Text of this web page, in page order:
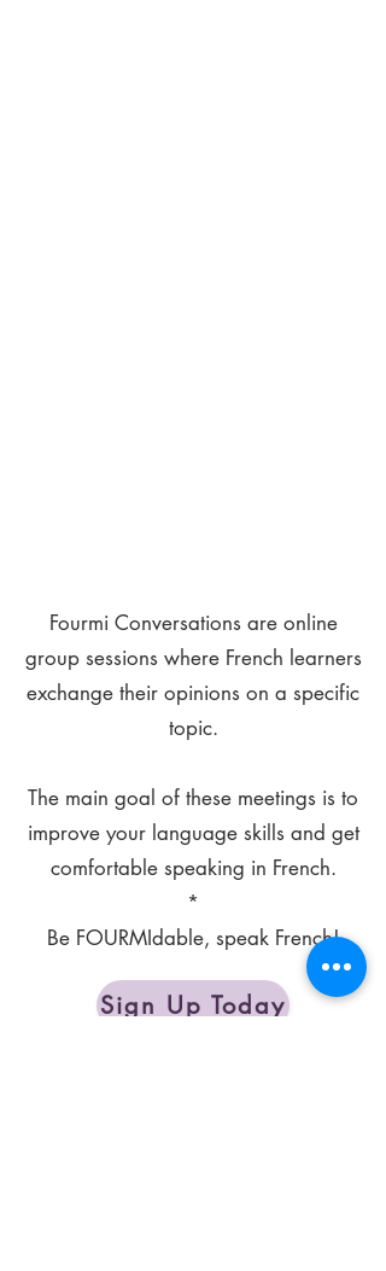
Fourmi Conversations are online
group sessions where French learners
exchange their opinions on a specific
topic.
The main goal of these meetings is to
improve your language skills and get
comfortable speaking in French.
*
Be FOURMIdable, speak French!
Sign Up Today